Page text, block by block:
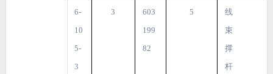
6-
10
5-
3
3
603
199
82
5
线
束
撑
杆